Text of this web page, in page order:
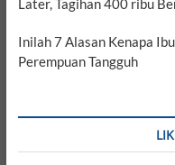
Later, Tagihan 400 ribu
Inilah 7 Alasan Kenapa
Perempuan Tangguh